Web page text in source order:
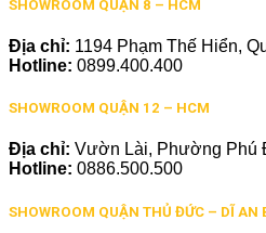
SHOWROOM QUẬN 8 – HCM
Địa chỉ: 1194 Phạm Thế Hiển,
Hotline: 0899.400.400
SHOWROOM QUẬN 12 – HCM
Địa chỉ: Vườn Lài, Phường Phú
Hotline: 0886.500.500
SHOWROOM QUẬN THỦ ĐỨC – DĨ AN